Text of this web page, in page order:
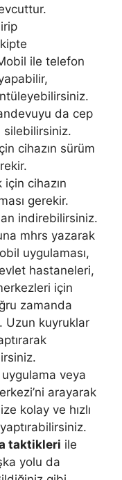
ile telefon
da cep
cihazın sürüm
için cihazın
gerekir.
indirebilirsiniz.
mhrs yazarak
uygulaması,
hastaneleri,
için
zamanda
Uzun kuyruklar
veya
arayarak
kolay ve hızlı
taktikleri ile
yolu da